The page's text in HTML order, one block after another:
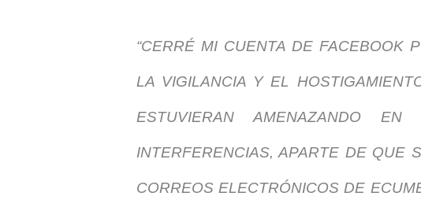
“CERRÉ MI CUENTA DE FACEBOOK
LA VIGILANCIA Y EL
ESTUVIERAN AMENAZANDO
INTERFERENCIAS, APARTE DE QUE
CORREOS ELECTRÓNICOS DE